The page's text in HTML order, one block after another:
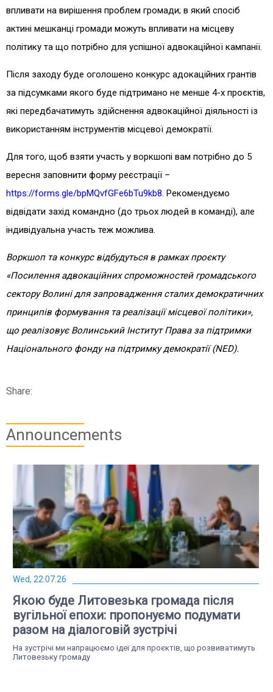
впливати на вирішення проблем громади; в який спосіб
актині мешканці громади можуть впливати на місцеву
політику та що потрібно для успішної адвокаційної кампанії.
Після заходу буде оголошено конкурс адокаційних грантів
за підсумками якого буде підтримано не менше 4-х проєктів,
які передбачатимуть здійснення адвокаційної діяльності із
використанням інструментів місцевої демократії.
Для того, щоб взяти участь у воркшопі вам потрібно до 5
вересня заповнити форму реєстрації –
https://forms.gle/bpMQvfGFe6bTu9kb8. Рекомендуємо
відвідати захід командно (до трьох людей в команді), але
індивідуальна участь теж можлива.
Воркшоп та конкурс відбудуться в рамках проєкту
«Посилення адвокаційних спроможностей громадського
сектору Волині для запровадження сталих демократичних
принципів формування та реалізації місцевої політики»,
що реалізовує Волинський Інститут Права за підтримки
Національного фонду на підтримку демократії (NED).
Share:
Announcements
Wed, 22.07.26
Якою буде Литовезька громада після
вугільної епохи: пропонуємо подумати
разом на діалоговій зустрічі
На зустрічі ми напрацюємо ідеї для проєктів, що розвиватимуть
Литовезьку громаду